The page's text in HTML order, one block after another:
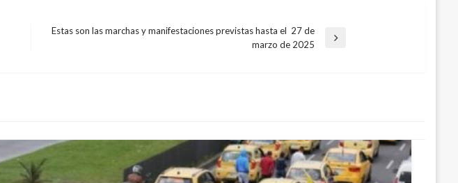
Estas son las marchas y manifestaciones previstas hasta el 27 de
marzo de 2025